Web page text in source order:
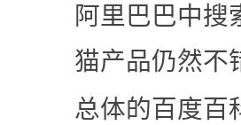
阿里巴巴中搜
猫产品仍然不
总体的百度百